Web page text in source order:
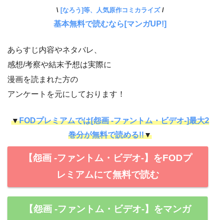
\ [なろう]等、人気原作コミカライズ/
基本無料で読むなら[マンガUP!]
あらすじ内容やネタバレ、
感想/考察や結末予想は実際に
漫画を読まれた方の
アンケートを元にしております！
▼FODプレミアムでは[怨画 -ファントム・ビデオ-]最大2
巻分が無料で読める!!▼
【怨画 -ファントム・ビデオ-】をFODプ
レミアムにて無料で読む
【怨画 -ファントム・ビデオ-】をマンガ